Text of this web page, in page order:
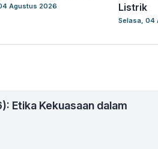
Agustus 2026
Listrik
Selasa, 04
Etika Kekuasaan dalam